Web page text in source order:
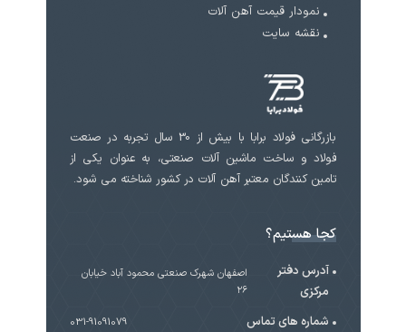
نمودار قیمت آهن آلات
نقشه سایت
بازرگانی فولاد برابا با بیش از 30 سال تجربه در صنعت
فولاد و ساخت ماشین آلات صنعتی، به عنوان یکی از
تامین کنندگان معتبر آهن آلات در کشور شناخته می شود.
کجا هستیم؟
آدرس دفتر
مرکزی
اصفهان شهرک صنعتی محمود آباد خیابان
۲۶
شماره های تماس 031-91091079